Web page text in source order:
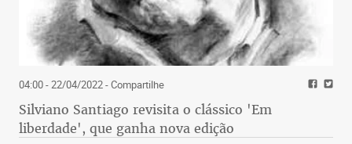
04:00 - 22/04/2022- Compartilhe
Silviano Santiago revisita o clássico 'Em
liberdade', que ganha nova edição